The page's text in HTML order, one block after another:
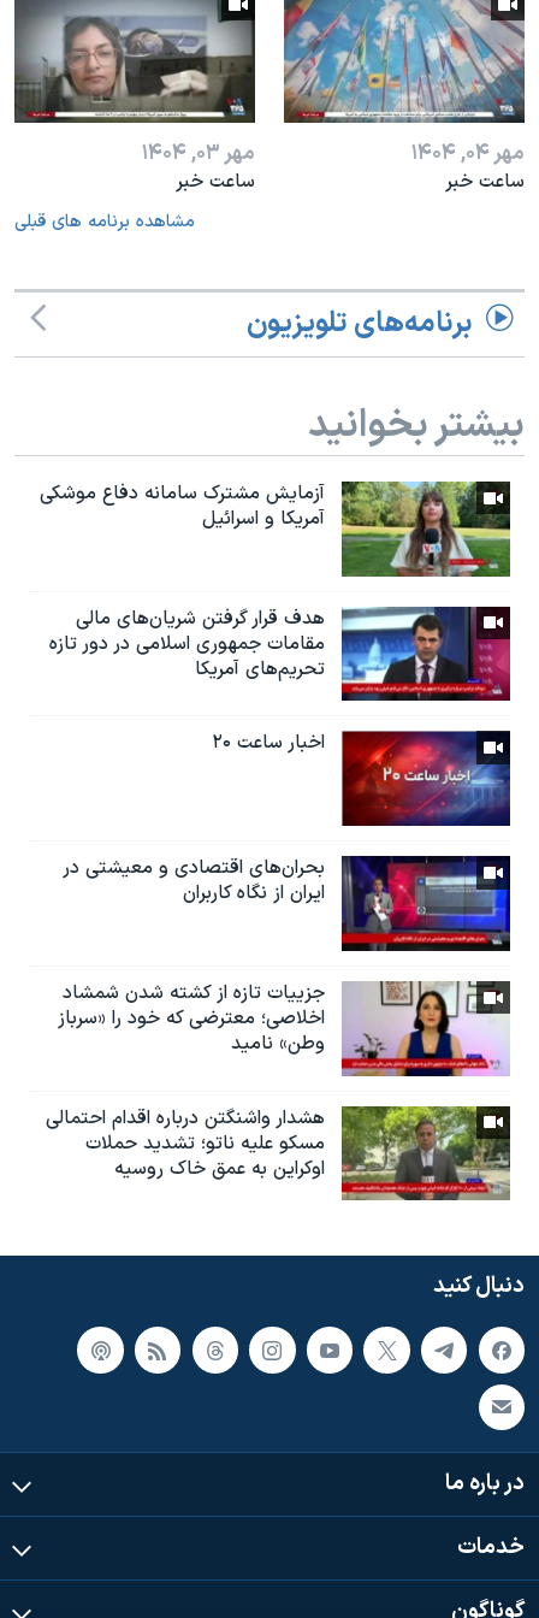
مهر ۰۴, ۱۴۰۴
ساعت خبر
مهر ۰۳, ۱۴۰۴
ساعت خبر
مشاهده برنامه های قبلی
برنامه‌های تلویزیون
بیشتر بخوانید
آزمایش مشترک سامانه دفاع موشکی
آمریکا و اسرائیل
هدف قرار گرفتن شریان‌های مالی
مقامات جمهوری اسلامی در دور تازه
تحریم‌های آمریکا
اخبار ساعت ۲۰
بحران‌های اقتصادی و معیشتی در
ایران از نگاه کاربران
جزییات تازه از کشته شدن شمشاد
اخلاصی؛ معترضی که خود را «سرباز
وطن» نامید
هشدار واشنگتن درباره اقدام احتمالی
مسکو علیه ناتو؛ تشدید حملات
اوکراین به عمق خاک روسیه
دنبال کنید
در باره ما
خدمات
گوناگون